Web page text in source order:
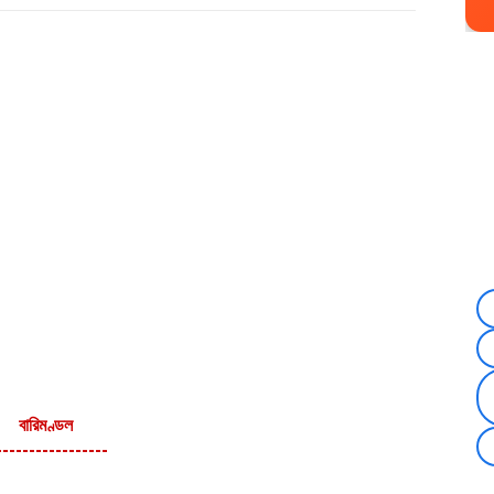
বারিমণ্ডল